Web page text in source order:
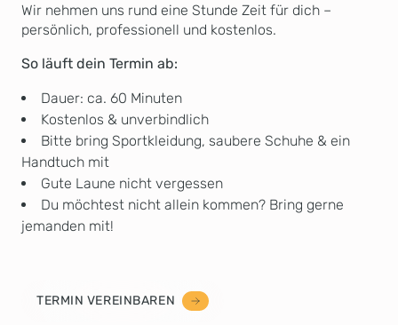
Wir nehmen uns rund eine Stunde Zeit für dich –
persönlich, professionell und kostenlos.
So läuft dein Termin ab:
Dauer: ca. 60 Minuten
Kostenlos & unverbindlich
Bitte bring Sportkleidung, saubere Schuhe & ein
Handtuch mit
Gute Laune nicht vergessen
Du möchtest nicht allein kommen? Bring gerne
jemanden mit!
TERMIN VEREINBAREN